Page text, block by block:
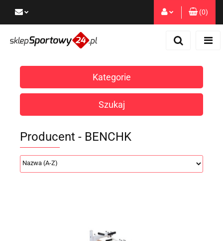
Dodaj zgłoszenie
Zgody cookies
(0)
Kategorie
Szukaj
Producent - BENCHK